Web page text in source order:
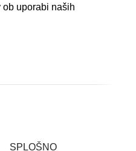
uporabi naših
SPLOŠNO